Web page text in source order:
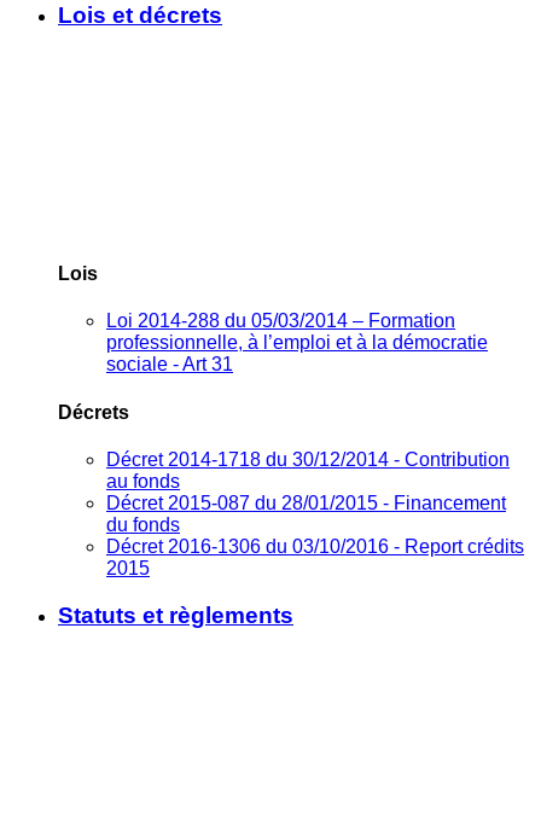
Lois et décrets
Lois
Loi 2014-288 du 05/03/2014 – Formation
professionnelle, à l’emploi et à la démocratie
sociale - Art 31
Décrets
Décret 2014-1718 du 30/12/2014 - Contribution
au fonds
Décret 2015-087 du 28/01/2015 - Financement
du fonds
Décret 2016-1306 du 03/10/2016 - Report crédits
2015
Statuts et règlements